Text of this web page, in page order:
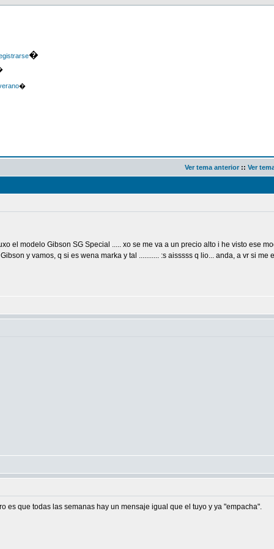
�
�
Ver tema anterior :: Ver
el modelo Gibson SG Special ..... xo se me va a un precio alto i he visto ese
y vamos, q si es wena marka y tal ........... :s aisssss q lio... anda, a vr si me
que todas las semanas hay un mensaje igual que el tuyo y ya "empacha".